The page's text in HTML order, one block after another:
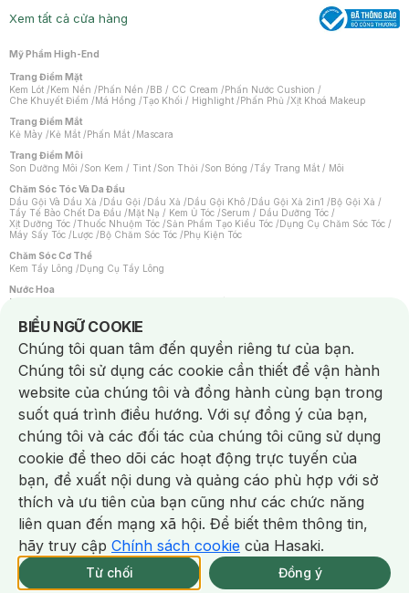
NowFree 2H Giao Nhanh Miễn Phí 2H Xem chi tiết
67/337 CN CÒN SP Mua online
NowFree 2H trễ tặng 100k
Xem tất cả cửa hàng
Mỹ Phẩm High-End
Trang Điểm Mặt
Kem Lót /Kem Nền /Phấn Nền /BB / CC Cream /Phấn Nước Cushion /
Che Khuyết Điểm /Má Hồng /Tạo Khối / Highlight /Phấn Phủ /Xịt Khoá Makeup
Trang Điểm Mắt
Kẻ Mày /Kẻ Mắt /Phấn Mắt /Mascara
Trang Điểm Môi
Son Dưỡng Môi /Son Kem / Tint /Son Thỏi /Son Bóng /Tẩy Trang Mắt / Môi
Chăm Sóc Tóc Và Da Đầu
Dầu Gội Và Dầu Xả /Dầu Gội /Dầu Xả /Dầu Gội Khô /Dầu Gội Xả 2in1 /Bộ Gội Xả /
Tẩy Tế Bào Chết Da Đầu /Mặt Nạ / Kem Ủ Tóc /Serum / Dầu Dưỡng Tóc /
Xịt Dưỡng Tóc /Thuốc Nhuộm Tóc /Sản Phẩm Tạo Kiểu Tóc /Dụng Cụ Chăm Sóc Tóc /
Máy Sấy Tóc /Lược /Bộ Chăm Sóc Tóc /Phụ Kiện Tóc
Chăm Sóc Cơ Thể
Kem Tẩy Lông /Dụng Cụ Tẩy Lông
Nước Hoa
Nước Hoa Nữ
Chăm Sóc Cá Nhân
Chống Muỗi /Khẩu Trang /Máy Massage/Mặt Nạ Xông Hơi /Nước Rửa Tay/
Sản Phẩm Chăm Sóc Khác /Bàn Chải Đánh Răng /Bàn Chải Điện/
Hỗ Trợ Trắng Răng/Kem Đánh Răng /Máy Tăm Nước/ Nước Súc Miệng/
Tăm / Chỉ Nha Khoa/ Xịt Thơm Miệng / Dung Dịch Vệ Sinh/Dưỡng Vùng Kín/
Khăn Ướt Vệ Sinh Vùng Kín/Băng Vệ Sinh/Tampon/Bọt Cạo Râu /Dao Cạo Râu/
Máy Cạo Râu
Vấn Đề Về Da
Da Dầu / Lỗ Chân Lông To/ Da Khô / Mất Nước/ Da Lão Hóa/ Da Mụn/
Da Nhạy Cảm / Kích Ứng
Da Xỉn Màu Thâm / Nám / Tàn Nhang
Quầng Thâm & Bọng Mắt /Sẹo /Viêm Da Cơ Địa
Dụng Cụ / Phụ Kiện Chăm Sóc Da
Bông Tẩy Trang
Khăn Lau Mặt Khô Dụng Cụ / Máy Rửa Mặt Máy Chăm Sóc Da
Dụng Cụ Chăm Sóc Khác
BIỂU NGỮ COOKIE
Notice about cookies usage
Chúng tôi quan tâm đến quyền riêng tư của bạn.
Chúng tôi sử dụng các cookie cần thiết để vận hành
website của chúng tôi và đồng hành cùng bạn trong
suốt quá trình điều hướng. Với sự đồng ý của bạn,
chúng tôi và các đối tác của chúng tôi cũng sử dụng
cookie để theo dõi các hoạt động trực tuyến của
bạn, đề xuất nội dung và quảng cáo phù hợp với sở
thích và ưu tiên của bạn cũng như các chức năng
liên quan đến mạng xã hội. Để biết thêm thông tin,
hãy truy cập Chính sách cookie của Hasaki.
Từ chối Đồng ý